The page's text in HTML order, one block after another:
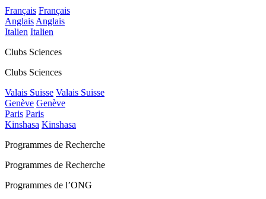
Français Français
Anglais Anglais
Italien Italien
Clubs Sciences
Clubs Sciences
Valais Suisse Valais Suisse
Genève Genève
Paris Paris
Kinshasa Kinshasa
Programmes de Recherche
Programmes de Recherche
Programmes de l’ONG